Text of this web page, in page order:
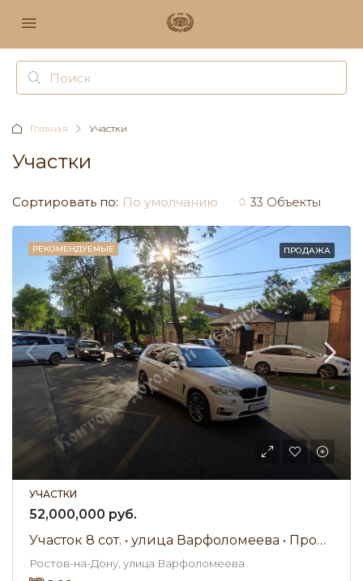
Главная Участки
Участки
33 Объекты
Сортировать по: По умолчанию
РЕКОМЕНДУЕМЫЕ ПРОДАЖА
УЧАСТКИ
52,000,000 руб.
Участок 8 сот. • улица Варфоломеева • Продажа
Ростов-на-Дону, улица Варфоломеева